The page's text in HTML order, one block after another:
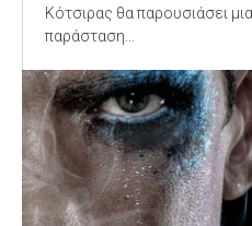
Κότσιρας θα παρουσιάσει
παράσταση...